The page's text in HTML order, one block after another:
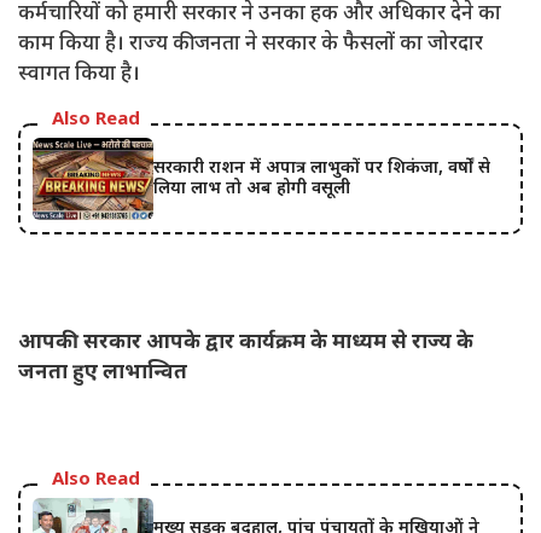
कर्मचारियों को हमारी सरकार ने उनका हक और अधिकार देने का
काम किया है। राज्य की जनता ने सरकार के फैसलों का जोरदार
स्वागत किया है।
Also Read
सरकारी राशन में अपात्र लाभुकों पर शिकंजा, वर्षों से
लिया लाभ तो अब होगी वसूली
आपकी सरकार आपके द्वार कार्यक्रम के माध्यम से राज्य के
जनता हुए लाभान्वित
Also Read
मुख्य सड़क बदहाल, पांच पंचायतों के मुखियाओं ने